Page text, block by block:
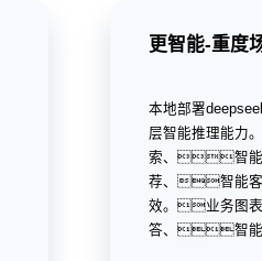
更智能-重度
本地部署
层智能推理能
索、智能
荐、智能客
效。业务图
答、智能